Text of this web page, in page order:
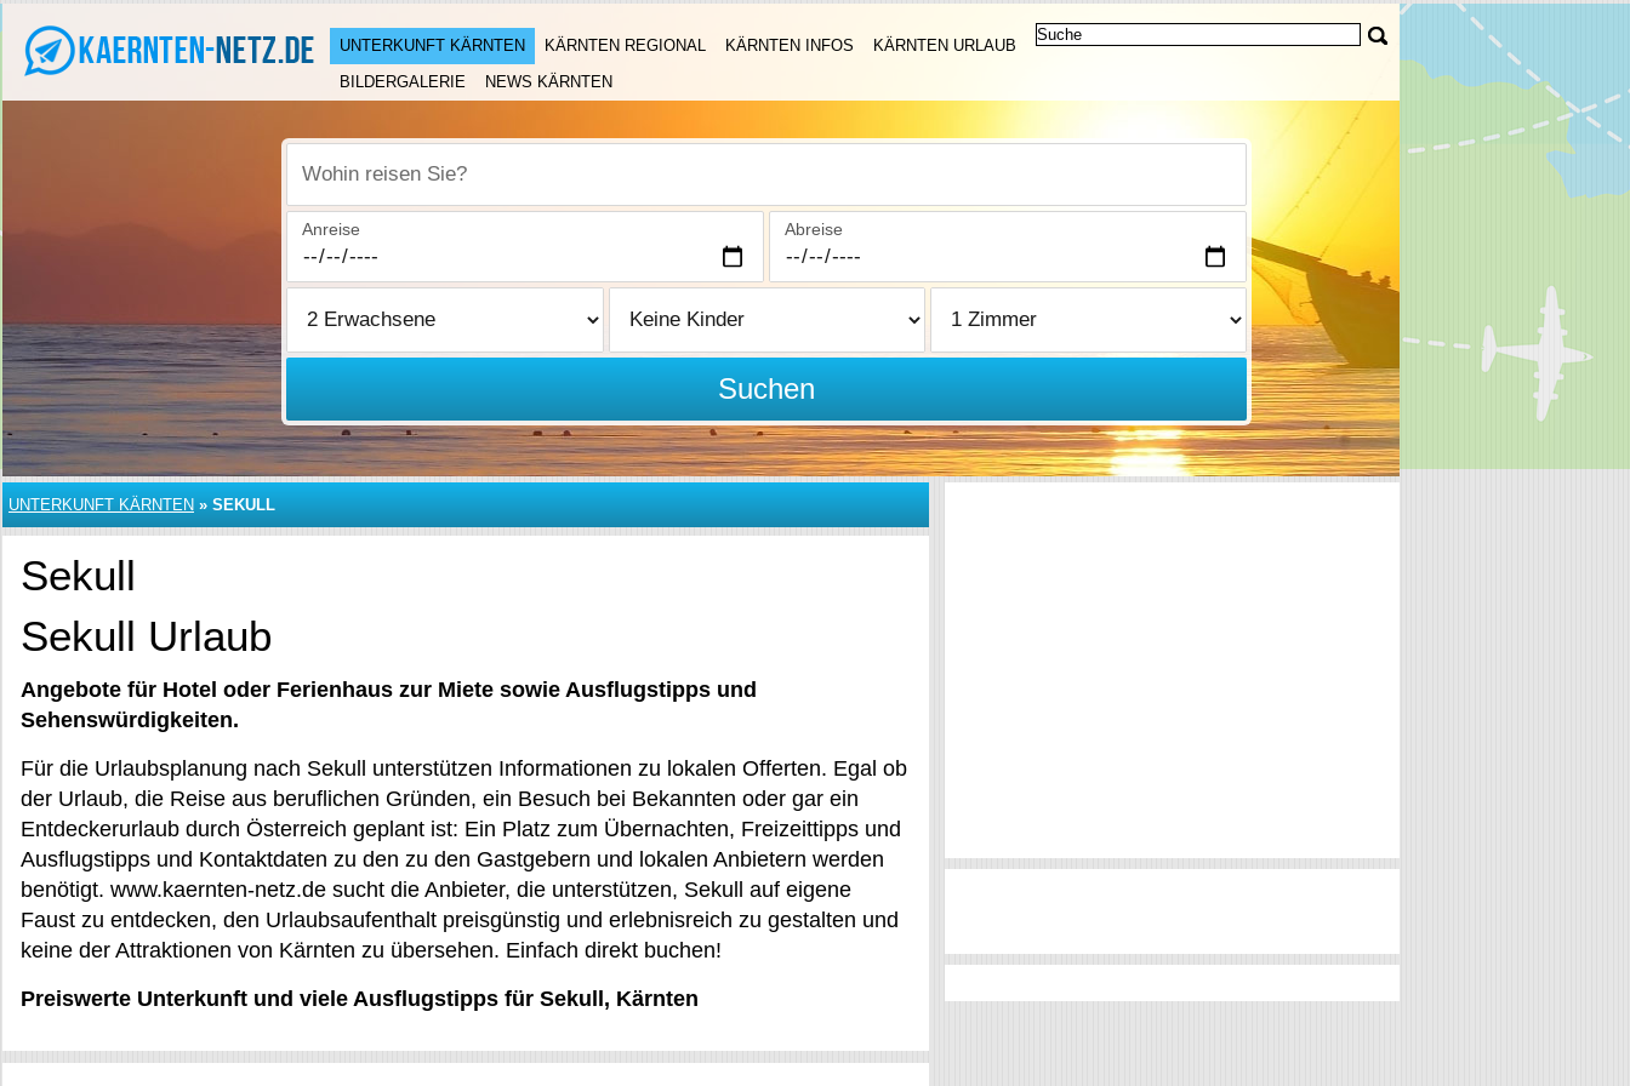
UNTERKUNFT KÄRNTEN KÄRNTEN REGIONAL KÄRNTEN INFOS
KÄRNTEN URLAUB
BILDERGALERIE
NEWS KÄRNTEN
Wohin reisen Sie?
Anreise Abreise
Suchen
UNTERKUNFT KÄRNTEN » SEKULL
Sekull
Sekull Urlaub
Angebote für Hotel oder Ferienhaus zur Miete sowie Ausflugstipps und
Sehenswürdigkeiten.
Für die Urlaubsplanung nach Sekull unterstützen Informationen zu lokalen Offerten. Egal ob
der Urlaub, die Reise aus beruflichen Gründen, ein Besuch bei Bekannten oder gar ein
Entdeckerurlaub durch Österreich geplant ist: Ein Platz zum Übernachten, Freizeittipps und
Ausflugstipps und Kontaktdaten zu den zu den Gastgebern und lokalen Anbietern werden
benötigt. www.kaernten-netz.de sucht die Anbieter, die unterstützen, Sekull auf eigene
Faust zu entdecken, den Urlaubsaufenthalt preisgünstig und erlebnisreich zu gestalten und
keine der Attraktionen von Kärnten zu übersehen. Einfach direkt buchen!
Preiswerte Unterkunft und viele Ausflugstipps für Sekull, Kärnten